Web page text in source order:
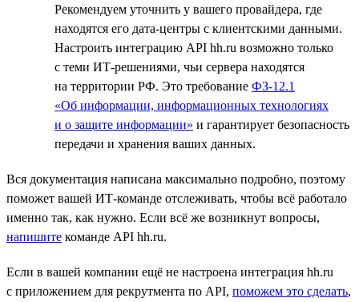
Рекомендуем уточнить у вашего провайдера, где
находятся его дата-центры с клиентскими данными.
Настроить интеграцию API hh.ru возможно только
с теми ИТ-решениями, чьи сервера находятся
на территории РФ. Это требование ФЗ-12.1
«Об информации, информационных технологиях
и о защите информации» и гарантирует безопасность
передачи и хранения ваших данных.
Вся документация написана максимально подробно, поэтому
поможет вашей ИТ-команде отслеживать, чтобы всё работало
именно так, как нужно. Если всё же возникнут вопросы,
напишите команде API hh.ru.
Если в вашей компании ещё не настроена интеграция hh.ru
с приложением для рекрутмента по API, поможем это сделать,